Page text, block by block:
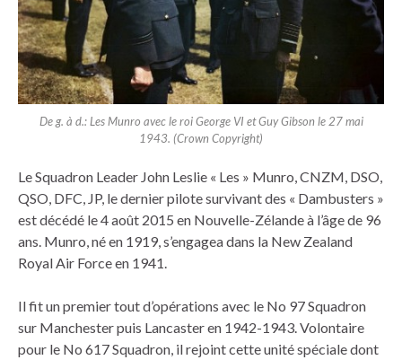
De g. à d.: Les Munro avec le roi George VI et Guy Gibson le 27 mai
1943. (Crown Copyright)
Le Squadron Leader John Leslie « Les » Munro, CNZM, DSO,
QSO, DFC, JP, le dernier pilote survivant des « Dambusters »
est décédé le 4 août 2015 en Nouvelle-Zélande à l’âge de 96
ans. Munro, né en 1919, s’engagea dans la New Zealand
Royal Air Force en 1941.
Il fit un premier tout d’opérations avec le No 97 Squadron
sur Manchester puis Lancaster en 1942-1943. Volontaire
pour le No 617 Squadron, il rejoint cette unité spéciale dont